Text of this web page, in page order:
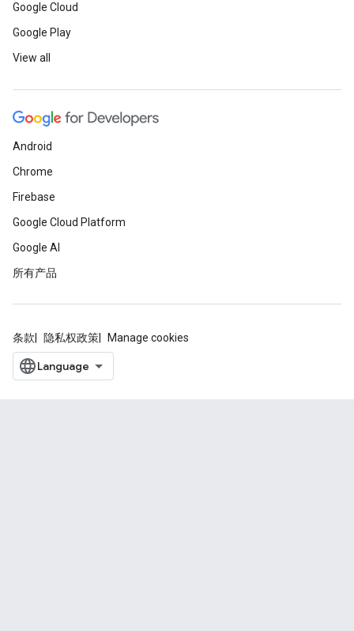
Google Cloud
Google Play
View all
Android
Chrome
Firebase
Google Cloud Platform
Google AI
所有产品
条款 隐私权政策 Manage cookies